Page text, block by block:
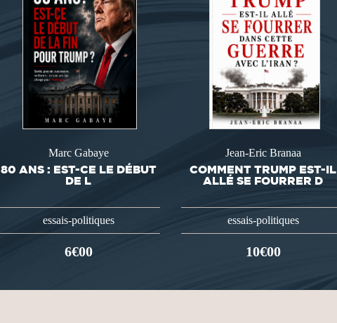
Marc Gabaye
80 ANS : EST-CE LE DÉBUT
DE L
essais-politiques
6€00
Jean-Eric Branaa
COMMENT TRUMP EST-IL
ALLÉ SE FOURRER D
essais-politiques
10€00